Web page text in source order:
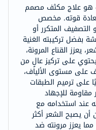
هو علاج مكثف مصمم
قوته. مخصص
التصفيف المتكرر أو
بفضل تركيبته الغنية
يعزز القناع المرونة،
على تركيز عالٍ من
على مستوى الألياف،
على ترميم الطبقات
للإجهاد
عند استخدامه مع
أن يصبح الشعر أكثر
للتكسر بنسبة تصل إلى 84٪، مما يعزز مرونته ضد